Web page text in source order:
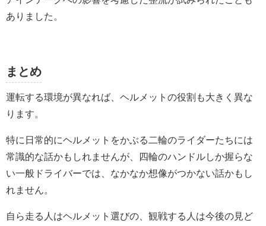
ありました。
まとめ
運転する環境が異なれば、ヘルメットの役割も大きく異な
ります。
特に日常的にヘルメットをかぶる二輪のライダーたちには
常識的な話かもしれませんが、四輪のハンドルしか握らな
い一般ドライバーでは、なかなか想像がつかない話かもし
れません。
自ら走る人はヘルメット選びの、観戦する人は今後の見ど